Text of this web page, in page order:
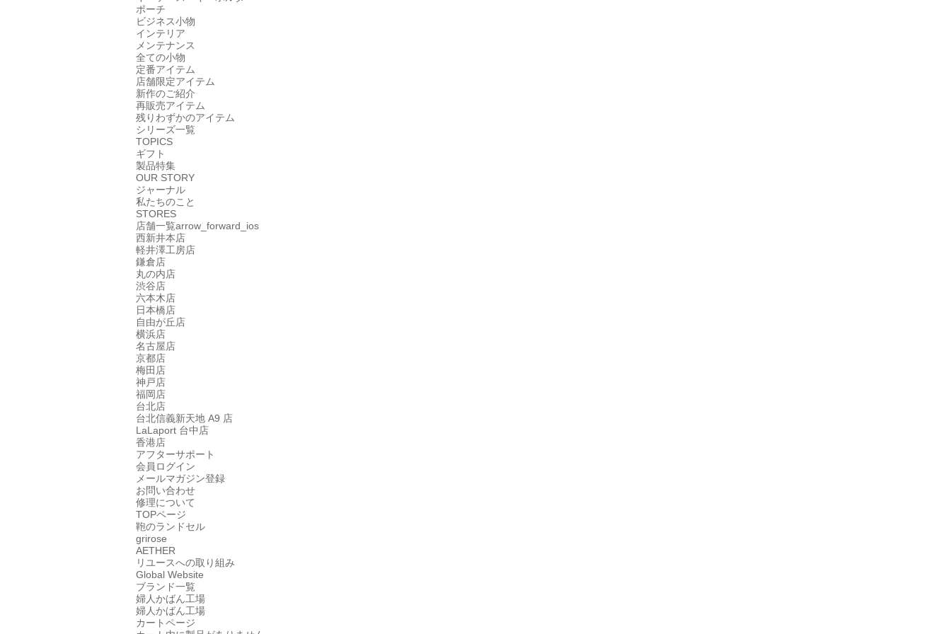
ポーチ
ビジネス小物
インテリア
メンテナンス
全ての小物
定番アイテム
店舗限定アイテム
新作のご紹介
再販売アイテム
残りわずかのアイテム
シリーズ一覧
TOPICS
ギフト
製品特集
OUR STORY
ジャーナル
私たちのこと
STORES
店舗一覧arrow_forward_ios
西新井本店
軽井澤工房店
鎌倉店
丸の内店
渋谷店
六本木店
日本橋店
自由が丘店
横浜店
名古屋店
京都店
梅田店
神戸店
福岡店
台北店
台北信義新天地 A9 店
LaLaport 台中店
香港店
アフターサポート
会員ログイン
メールマガジン登録
お問い合わせ
修理について
TOPページ
鞄のランドセル
grirose
AETHER
リユースへの取り組み
Global Website
ブランド一覧
婦人かばん工場
婦人かばん工場
カートページ